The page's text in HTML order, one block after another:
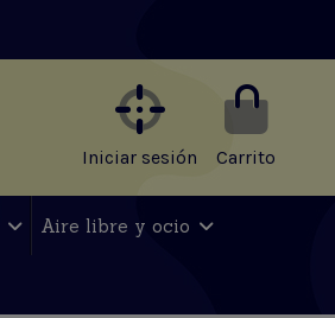
Iniciar sesión Carrito
Aire libre y ocio